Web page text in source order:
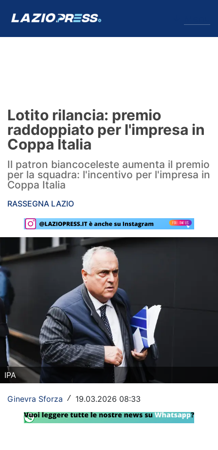
Formello
Infortuni
Primavera
Calciomercato
Lazio Women
Rassegna Lazio
Social
Calcio
Champions League
Europa League
Altri Sport
Formula 1
Tennis
Vela
Lotito rilancia: premio
raddoppiato per l'impresa in
Coppa Italia
Il patron biancoceleste aumenta il premio
per la squadra: l'incentivo per l'impresa in
Coppa Italia
RASSEGNA LAZIO
IPA
Ginevra Sforza / 19.03.2026 08:33